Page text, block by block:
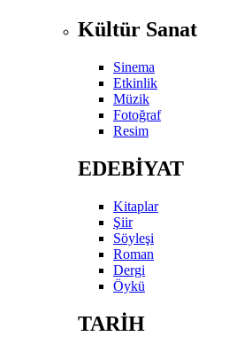
Kültür Sanat
Sinema
Etkinlik
Müzik
Fotoğraf
Resim
EDEBİYAT
Kitaplar
Şiir
Söyleşi
Roman
Dergi
Öykü
TARİH